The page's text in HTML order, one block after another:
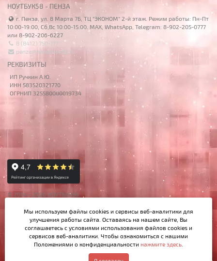
НОУТБУК58 - ПЕНЗА
г. Пенза, ул. 8 Марта 7Б, ТЦ "ЭКОНОМ" 2-й этаж. Режим работы: Пн-Пт
10:00-19:00, Сб,Вс 10:00-15:00. MAX, WhatsApp, Telegram: 8-902-205-0777
или 8-902-206-6227
8 (8412) 750-777
penza@notebook58.ru
РЕКВИЗИТЫ
ИП Ручкин А.Ю.
ИНН 583520321770
ОГРНИП 325580000019734
© 2014 – 2026 НОУТБУК58
материалы и цены на сайте не являются публичной офертой,
определяемой Ст.437 ГК РФ.
Написать в MAX
Мы используем файлы cookies и сервисы веб-аналитики для
улучшения работы сайта. Оставаясь на нашем сайте, Вы
соглашаетесь с условиями использования файлов cookies и
сервисов веб-аналитики. Чтобы ознакомиться с нашими
Положениями о конфиденциальности нажмите здесь